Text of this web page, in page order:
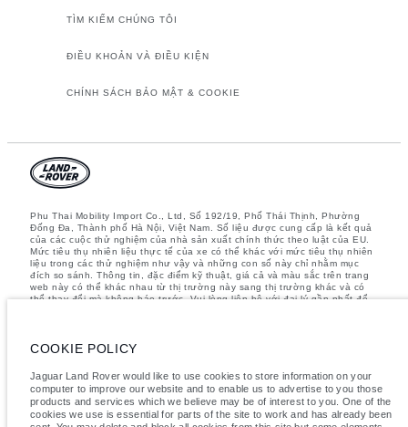
TÌM KIẾM CHÚNG TÔI
ĐIỀU KHOẢN VÀ ĐIỀU KIỆN
CHÍNH SÁCH BẢO MẬT & COOKIE
Phu Thai Mobility Import Co., Ltd, Số 192/19, Phố Thái Thịnh, Phường
Đống Đa, Thành phố Hà Nội, Việt Nam. Số liệu được cung cấp là kết quả
của các cuộc thử nghiệm của nhà sản xuất chính thức theo luật của EU.
Mức tiêu thụ nhiên liệu thực tế của xe có thể khác với mức tiêu thụ nhiên
liệu trong các thử nghiệm như vậy và những con số này chỉ nhằm mục
đích so sánh. Thông tin, đặc điểm kỹ thuật, giá cả và màu sắc trên trang
web này có thể khác nhau từ thị trường này sang thị trường khác và có
thể thay đổi mà không báo trước. Vui lòng liên hệ với đại lý gần nhất để
về bán dẫn hiện đang ảnh hưởng đến các thông số kỹ thuật, tính năng
thể không hoàn toàn phản ánh các thông số kỹ thuật hiện tại cho tính
năng, tùy chọn, thiết kế và màu sắc. Vui lòng tham khảo Showroom chính
hãng gần nhất của bạn để xác nhận bất kỳ các hạn chế hiện tại để có
thông tin chính xác.
COOKIE POLICY
Jaguar Land Rover would like to use cookies to store information on your
computer to improve our website and to enable us to advertise to you those
products and services which we believe may be of interest to you. One of the
cookies we use is essential for parts of the site to work and has already been